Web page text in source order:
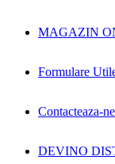
MAGAZIN
Formulare
Contacteaza-ne
DEVINO